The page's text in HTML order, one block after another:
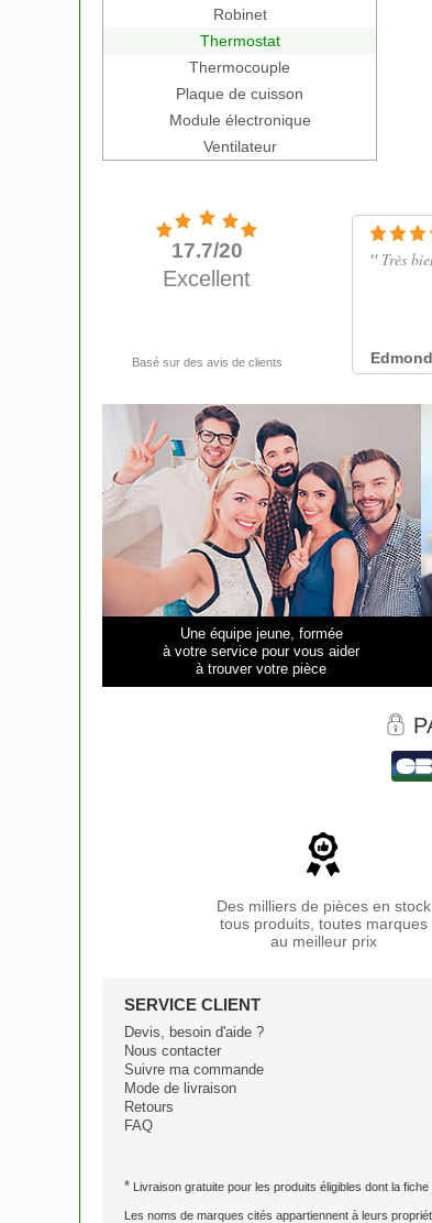
Robinet
Thermostat
Thermocouple
Plaque de cuisson
Module électronique
Ventilateur
Une équipe jeune, formée
à votre service pour vous aider
à trouver votre pièce
Des milliers de pièces en stock
tous produits, toutes marques
au meilleur prix
SERVICE CLIENT
Devis, besoin d'aide ?
Nous contacter
Suivre ma commande
Mode de livraison
Retours
FAQ
* Livraison gratuite pour les produits éligibles dont la fiche
Les noms de marques cités appartiennent à leurs